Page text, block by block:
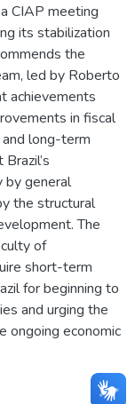
CIAP meeting
its stabilization
the
led by Roberto
achievements
in fiscal
and long-term
by general
the structural
The
of
short-term
for beginning to
and urging the
ongoing economic